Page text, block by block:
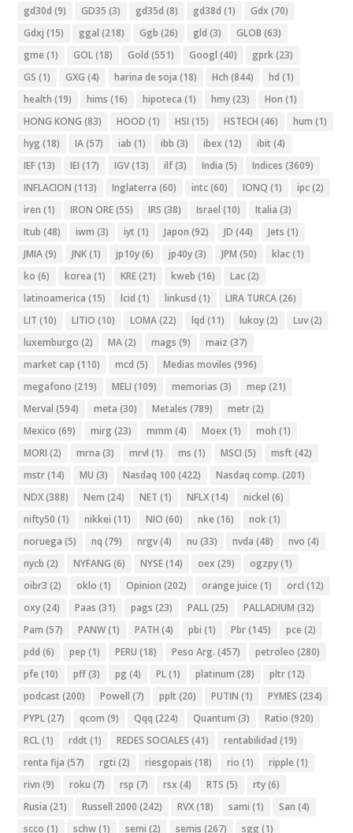
gd30d (9) GD35 (3) gd35d (8) gd38d (1) Gdx (70)
Gdxj (15) ggal (218) Ggb (26) gld (3) GLOB (63)
gme (1) GOL(18) Gold (551) Googl (40) gprk(23)
GS (1) GXG (4) harina de soja (18) Hch (844) hd (1)
health (19) hims (16) hipoteca (1) hmy(23) Hon (1)
HONG KONG (83) HOOD (1) HSI (15) HSTECH (46) hum (1)
hyg (18) IA(57) iab (1) ibb (3) ibex (12) ibit (4)
IEF(13) IEI (17) IGV(13) ilf(3) India (5) Indices (3609)
INFLACION (113) Inglaterra (60) intc(60) IONQ (1) ipc(2)
iren (1) IRON ORE(55) IRS (38) Israel (10) Italia (3)
Itub (48) iwm (3) iyt (1) Japon (92) JD (44) Jets (1)
JMIA(9) JNK(1) jp10y(6) jp40y(3) JPM (50) klac(1)
ko (6) korea (1) KRE(21) kweb (16) Lac(2)
latinoamerica (15) lcid (1) linkusd (1) LIRA TURCA(26)
LIT (10) LITIO (10) LOMA(22) lqd (11) lukoy(2) Luv(2)
luxemburgo (2) MA(2) mags (9) maiz (37)
market cap (110) mcd (5) Medias moviles (996)
megafono (219) MELI (109) memorias (3) mep (21)
Merval (594) meta (30) Metales (789) metr(2)
Mexico (69) mirg (23) mmm (4) Moex (1) moh (1)
MORI (2) mrna (3) mrvl (1) ms (1) MSCI (5) msft (42)
mstr(14) MU (3) Nasdaq 100 (422) Nasdaq comp. (201)
NDX(388) Nem (24) NET (1) NFLX(14) nickel (6)
nifty50 (1) nikkei (11) NIO (60) nke (16) nok(1)
noruega (5) nq (79) nrgv(4) nu (33) nvda (48) nvo (4)
nycb (2) NYFANG (6) NYSE(14) oex (29) ogzpy(1)
oibr3 (2) oklo (1) Opinion (202) orange juice (1) orcl (12)
oxy(24) Paas (31) pags (23) PALL(25) PALLADIUM (32)
Pam (57) PANW(1) PATH (4) pbi (1) Pbr(145) pce (2)
pdd (6) pep (1) PERU (18) Peso Arg. (457) petroleo (280)
pfe (10) pff(3) pg (4) PL(1) platinum (28) pltr(12)
podcast (200) Powell (7) pplt (20) PUTIN (1) PYMES (234)
PYPL(27) qcom (9) Qqq (224) Quantum (3) Ratio (920)
RCL(1) rddt (1) REDES SOCIALES (41) rentabilidad (19)
renta fija (57) rgti (2) riesgopais (18) rio (1) ripple (1)
rivn (9) roku (7) rsp (7) rsx (4) RTS (5) rty(6)
Rusia (21) Russell 2000 (242) RVX(18) sami (1) San (4)
scco (1) schw(1) semi (2) semis (267) sgg (1)